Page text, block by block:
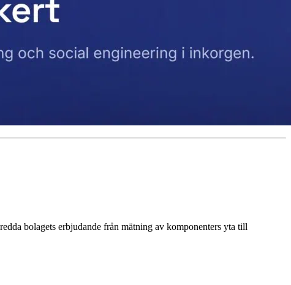
bolagets erbjudande från mätning av komponenters yta till